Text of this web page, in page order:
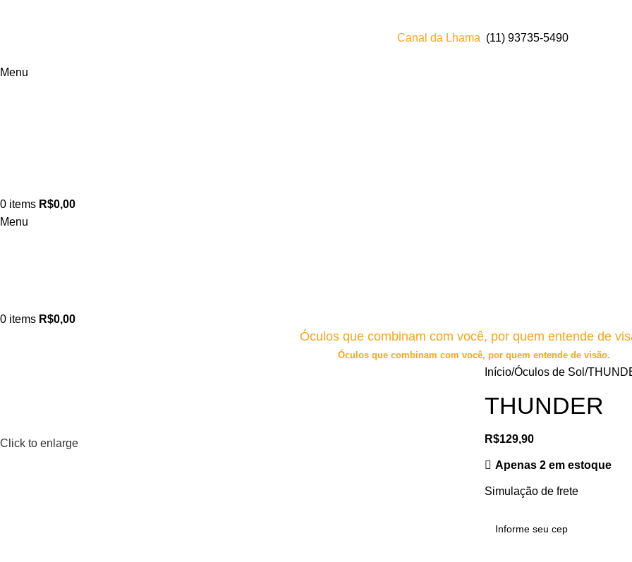
Canal da Lhama (11) 93735‑5490‬
Menu
0 items R$0,00
Menu
0 items R$0,00
Óculos que combinam com você, por quem entende de
Óculos que combinam com você, por quem entende de visão.
Click to enlarge
Início Óculos de Sol
THUNDER
R$129,90
Apenas 2 em estoque
Simulação de frete